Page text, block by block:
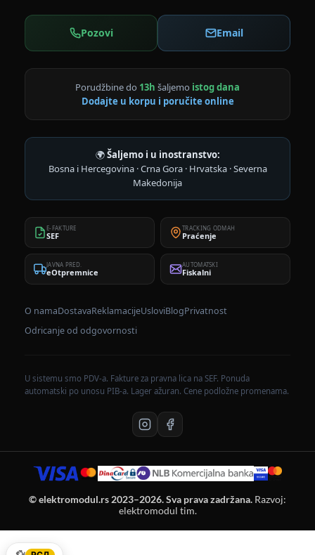
Pozovi Email
Porudžbine do 13h šaljemo istog dana
Dodajte u korpu i poručite online
🌍Šaljemo i u inostranstvo:
Bosna i Hercegovina · Crna Gora · Hrvatska · Severna
Makedonija
E-FAKTURE
SEF
TRACKING ODMAH
Praćenje
JAVNA PRED.
eOtpremnice
AUTOMATSKI
Fiskalni
O namaDostavaReklamacijeUsloviBlogPrivatnost
Odricanje od odgovornosti
U sistemu smo PDV-a. Fakture za pravna lica na SEF. Ponuda
automatski po unosu PIB-a. Lager ažuran. Cene podložne promenama.
© elektromodul.rs 2023–2026. Sva prava zadržana. Razvoj:
elektromodul tim.